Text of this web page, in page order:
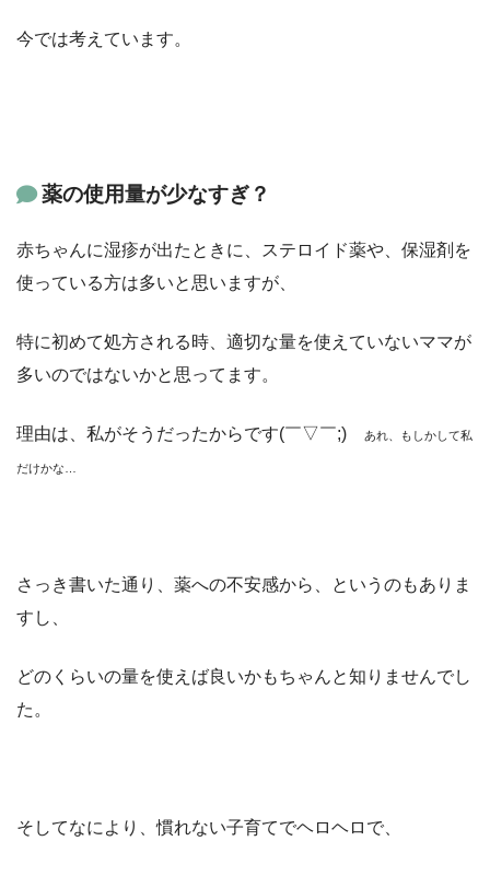
今では考えています。
薬の使用量が少なすぎ？
赤ちゃんに湿疹が出たときに、ステロイド薬や、保湿剤を
使っている方は多いと思いますが、
特に初めて処方される時、適切な量を使えていないママが
多いのではないかと思ってます。
理由は、私がそうだったからです(￣▽￣;) あれ、もしかして私
だけかな…
さっき書いた通り、薬への不安感から、というのもありま
すし、
どのくらいの量を使えば良いかもちゃんと知りませんでし
た。
そしてなにより、慣れない子育てでヘロヘロで、